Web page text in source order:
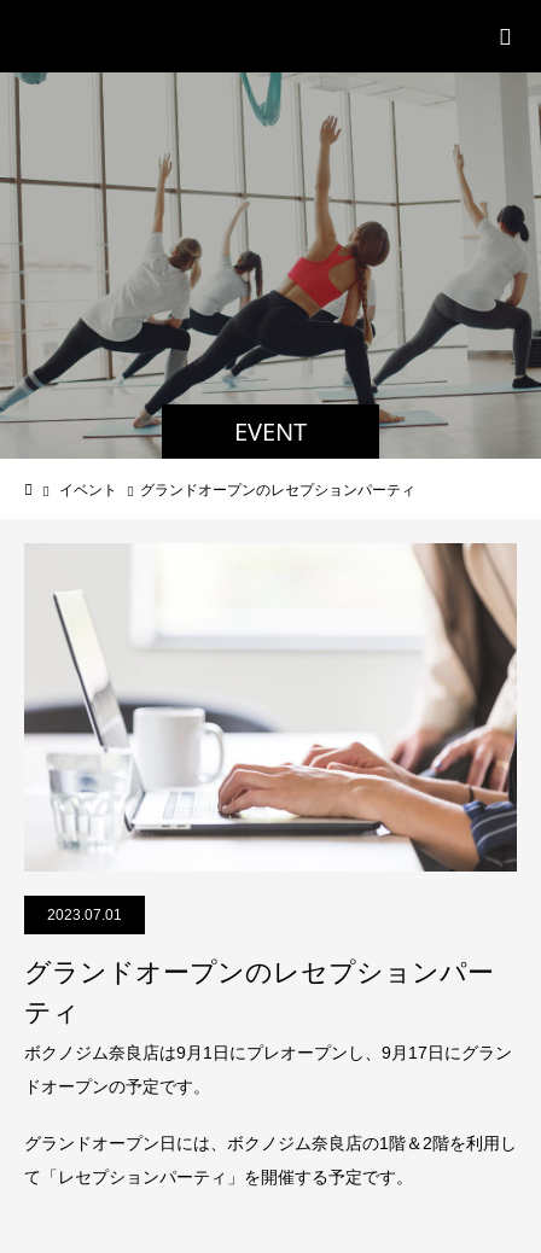
EVENT
イベント グランドオープンのレセプションパーティ
2023.07.01
グランドオープンのレセプションパー
ティ
ボクノジム奈良店は9月1日にプレオープンし、9月17日にグラン
ドオープンの予定です。
グランドオープン日には、ボクノジム奈良店の1階＆2階を利用し
て「レセプションパーティ」を開催する予定です。